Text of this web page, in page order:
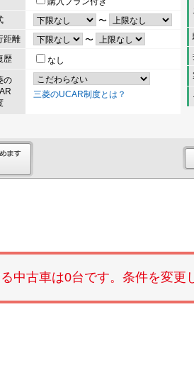
〜
距離
〜
歴
なし
の
三菱のUCAR制度とは？
中古車は0台です。条件を変更